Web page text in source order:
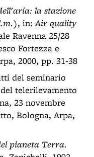
la stazione
, in:Air quality
Ravenna 25/28
Fortezza e
2000, pp. 31-38
del seminario
telerilevamento
23 novembre
Bologna, Arpa,
pianeta Terra.